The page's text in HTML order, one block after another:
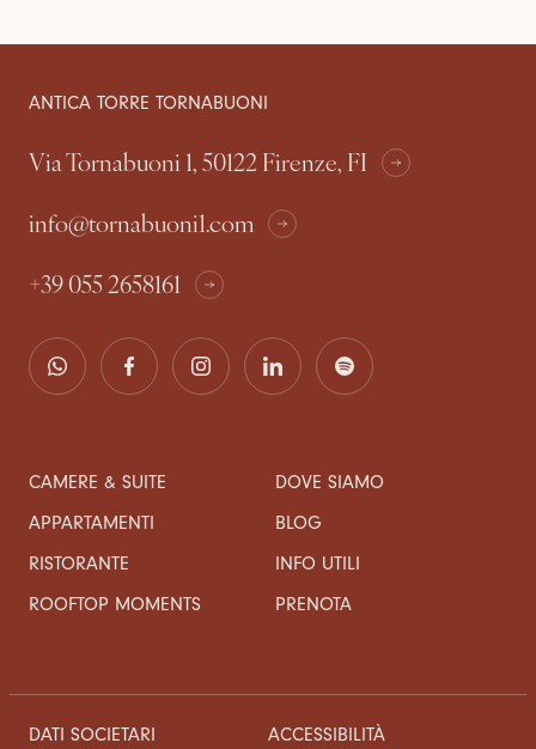
ANTICA TORRE TORNABUONI
Via Tornabuoni 1, 50122 Firenze, FI
info@tornabuoni1.com
+39 055 2658161
CAMERE & SUITE
APPARTAMENTI
RISTORANTE
ROOFTOP MOMENTS
DOVE SIAMO
BLOG
INFO UTILI
PRENOTA
DATI SOCIETARI ACCESSIBILITÀ